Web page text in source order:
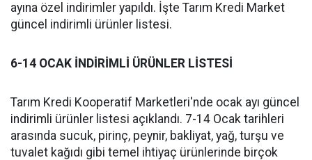
ayına özel indirimler yapıldı. İşte Tarım Kredi Market
güncel indirimli ürünler listesi.
6-14 OCAK İNDİRİMLİ ÜRÜNLER LİSTESİ
Tarım Kredi Kooperatif Marketleri'nde ocak ayı güncel
indirimli ürünler listesi açıklandı. 7-14 Ocak tarihleri
arasında sucuk, pirinç, peynir, bakliyat, yağ, turşu ve
tuvalet kağıdı gibi temel ihtiyaç ürünlerinde birçok